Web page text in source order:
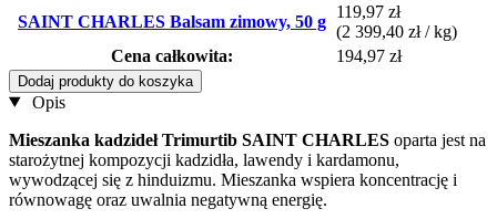
SAINT CHARLES Balsam zimowy, 50 g
119,97 zł
(2 399,40 zł / kg)
Cena całkowita:
194,97 zł
Dodaj produkty do koszyka
Opis
Mieszanka kadzideł Trimurtib SAINT CHARLES oparta jest na
starożytnej kompozycji kadzidła, lawendy i kardamonu,
wywodzącej się z hinduizmu. Mieszanka wspiera koncentrację i
równowagę oraz uwalnia negatywną energię.